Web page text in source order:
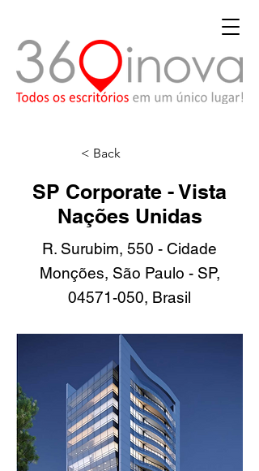
< Back
SP Corporate - Vista
Nações Unidas
R. Surubim, 550 - Cidade
Monções, São Paulo - SP,
04571-050, Brasil